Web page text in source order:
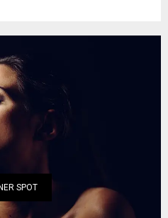
SPOT